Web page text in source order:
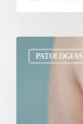
PATOLOGIAS